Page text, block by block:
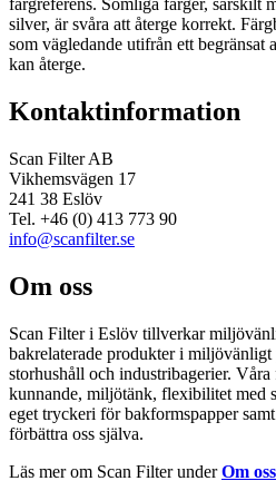
färgreferens. Somliga färger, särskilt
silver, är svåra att återge korrekt.
som vägledande utifrån ett begränsat
kan återge.
Kontaktinformation
Scan Filter AB
Vikhemsvägen 17
241 38 Eslöv
Tel. +46 (0) 413 773 90
info@scanfilter.se
Om oss
Scan Filter i Eslöv tillverkar
bakrelaterade produkter i miljövänligt
storhushåll och industribagerier.
kunnande, miljötänk, flexibilitet med
eget tryckeri för bakformspapper
förbättra oss själva.
Läs mer om Scan Filter underOm oss